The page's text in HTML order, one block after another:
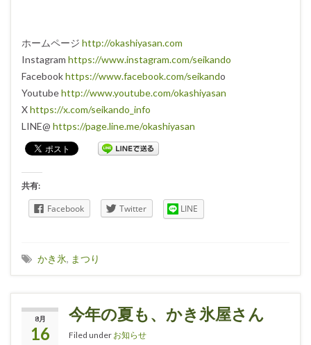
ホームページ http://okashiyasan.com
Instagram https://www.instagram.com/seikando
Facebookhttps://www.facebook.com/seikando
Youtubehttp://www.youtube.com/okashiyasan
Xhttps://x.com/seikando_info
LINE@ https://page.line.me/okashiyasan
共有:
Facebook Twitter LINE
かき氷, まつり
8月
16
今年の夏も、かき氷屋さん
Filed under お知らせ